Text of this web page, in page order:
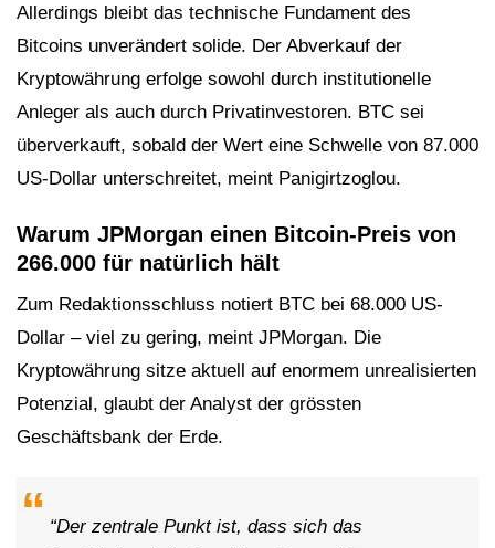
Allerdings bleibt das technische Fundament des
Bitcoins unverändert solide. Der Abverkauf der
Kryptowährung erfolge sowohl durch institutionelle
Anleger als auch durch Privatinvestoren. BTC sei
überverkauft, sobald der Wert eine Schwelle von 87.000
US-Dollar unterschreitet, meint Panigirtzoglou.
Warum JPMorgan einen Bitcoin-Preis von
266.000 für natürlich hält
Zum Redaktionsschluss notiert BTC bei 68.000 US-
Dollar – viel zu gering, meint JPMorgan. Die
Kryptowährung sitze aktuell auf enormem unrealisierten
Potenzial, glaubt der Analyst der grössten
Geschäftsbank der Erde.
“Der zentrale Punkt ist, dass sich das